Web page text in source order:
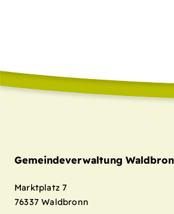
Gemeindeverwaltung
Marktplatz 7
76337 Waldbronn